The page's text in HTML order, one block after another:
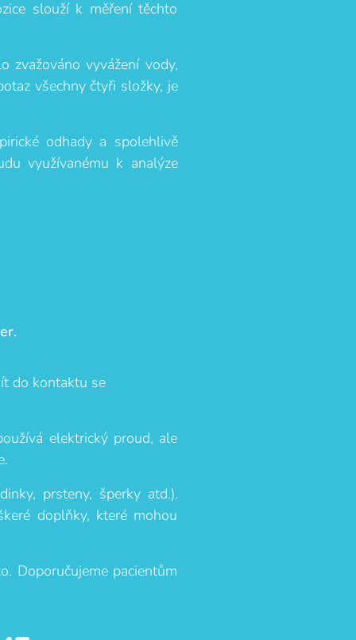
slouží k měření těchto
zvažováno vyvážení vody,
všechny čtyři složky, je
odhady a spolehlivě
využívanému k analýze
do kontaktu se
elektrický proud, ale
prsteny, šperky atd.).
doplňky, které mohou
Doporučujeme pacientům